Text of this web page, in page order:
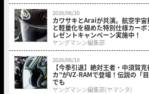
2026/06/20
カワサキとAraiが共演。航空宇
と軽量化を極めた特別仕様カー
レゼントキャンペーン実施中！
ヤングマシン編集部
2026/06/10
【今季引退】絶対王者・中須賀
カ”がVZ-RAMで登場！伝説の「
でも
ヤングマシン編集部(ヤマシタ)